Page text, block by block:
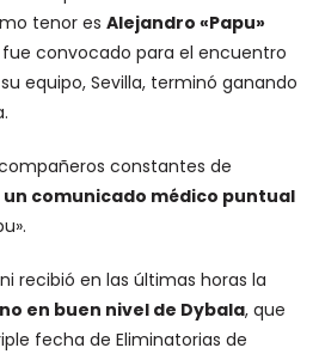
tenor esAlejandro «Papu»
fue convocado para el encuentro
equipo, Sevilla, terminó ganando
constantes de
un comunicado médico puntual
recibió en las últimas horas la
en buen nivel de Dybala, que
fecha de Eliminatorias de